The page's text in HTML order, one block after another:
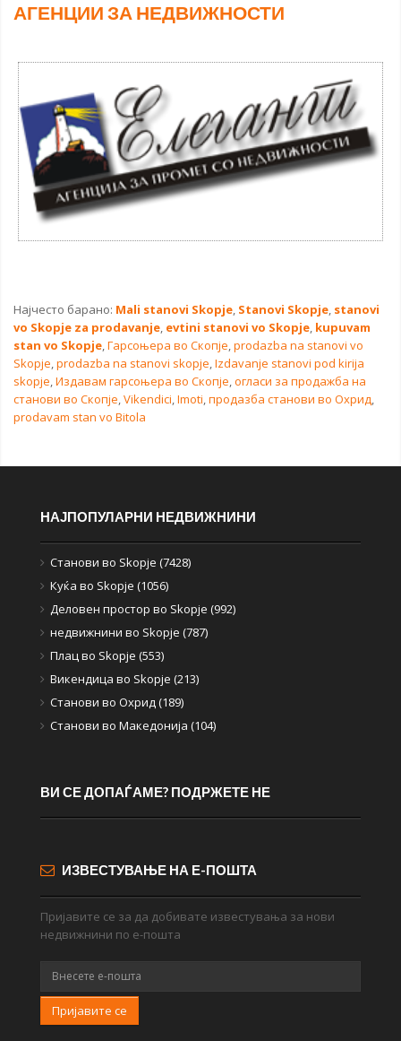
АГЕНЦИИ ЗА НЕДВИЖНОСТИ
Најчесто барано: Mali stanovi Skopje, Stanovi Skopje, stanovi
vo Skopje za prodavanje, evtini stanovi vo Skopje, kupuvam
stan vo Skopje,Гарсоњера во Скопје,prodazba na stanovi vo
Skopje,prodazba na stanovi skopje,Izdavanje stanovi pod kirija
skopje,Издавам гарсоњера во Скопје,огласи за продажба на
станови во Скопје,Vikendici,Imoti,продазба станови во Oхрид,
prodavam stan vo Bitola
НАЈПОПУЛАРНИ НЕДВИЖНИНИ
Станови во Skopje (7428)
Куќа во Skopje (1056)
Деловен простор во Skopje (992)
недвижнини во Skopje (787)
Плац во Skopje (553)
Викендица во Skopje (213)
Станови во Охрид (189)
Станови во Македонија (104)
ВИ СЕ ДОПАЃАМЕ? ПОДРЖЕТЕ НЕ
ИЗВЕСТУВАЊЕ НА Е-ПОШТА
Пријавите се за да добивате известувања за нови
недвижнини по е-пошта
Пријавите се